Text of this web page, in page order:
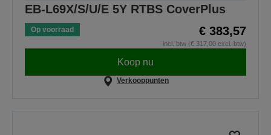
EB-L69X/S/U/E 5Y RTBS CoverPlus
Op voorraad € 383,57
incl. btw (€ 317,00 excl. btw)
Koop nu
Verkooppunten